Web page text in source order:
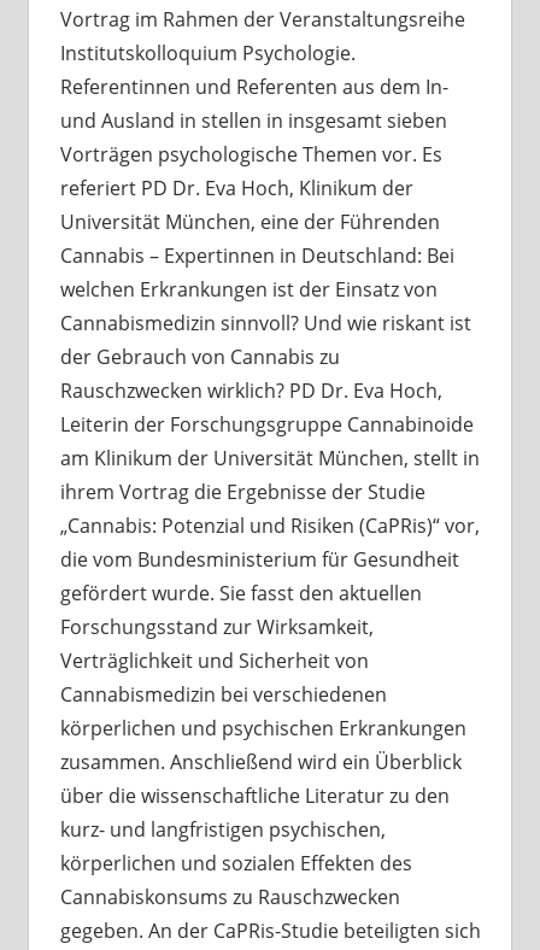
Vortrag im Rahmen der Veranstaltungsreihe
Institutskolloquium Psychologie.
Referentinnen und Referenten aus dem In-
und Ausland in stellen in insgesamt sieben
Vorträgen psychologische Themen vor. Es
referiert PD Dr. Eva Hoch, Klinikum der
Universität München, eine der Führenden
Cannabis – Expertinnen in Deutschland: Bei
welchen Erkrankungen ist der Einsatz von
Cannabismedizin sinnvoll? Und wie riskant ist
der Gebrauch von Cannabis zu
Rauschzwecken wirklich? PD Dr. Eva Hoch,
Leiterin der Forschungsgruppe Cannabinoide
am Klinikum der Universität München, stellt in
ihrem Vortrag die Ergebnisse der Studie
„Cannabis: Potenzial und Risiken (CaPRis)“ vor,
die vom Bundesministerium für Gesundheit
gefördert wurde. Sie fasst den aktuellen
Forschungsstand zur Wirksamkeit,
Verträglichkeit und Sicherheit von
Cannabismedizin bei verschiedenen
körperlichen und psychischen Erkrankungen
zusammen. Anschließend wird ein Überblick
über die wissenschaftliche Literatur zu den
kurz- und langfristigen psychischen,
körperlichen und sozialen Effekten des
Cannabiskonsums zu Rauschzwecken
gegeben. An der CaPRis-Studie beteiligten sich